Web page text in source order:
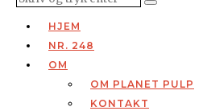
HJEM
NR. 248
OM
OM PLANET PULP
KONTAKT